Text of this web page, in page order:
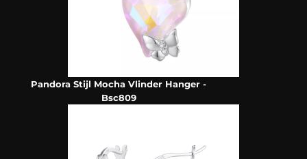
Pandora Stijl Mocha Vlinder Hanger -
Bsc809